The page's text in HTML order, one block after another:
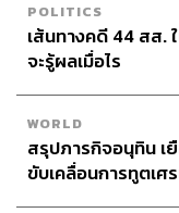
POLITICS
เส้นทางคดี 44 สส.
จะรู้ผลเมื่อไร
WORLD
สรุปภารกิจอนุทิน เ
ขับเคลื่อนการทูตเศ